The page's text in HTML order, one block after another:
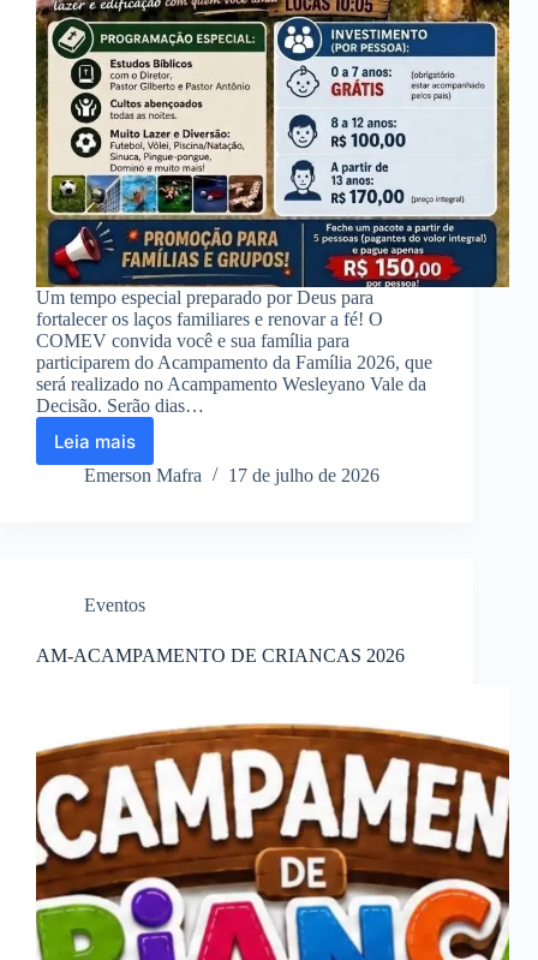
Um tempo especial preparado por Deus para
fortalecer os laços familiares e renovar a fé! O
COMEV convida você e sua família para
participarem do Acampamento da Família 2026, que
será realizado no Acampamento Wesleyano Vale da
Decisão. Serão dias…
Leia mais
AM
–
Emerson Mafra 17 de julho de 2026
Eventos
AM-ACAMPAMENTO DE CRIANCAS 2026